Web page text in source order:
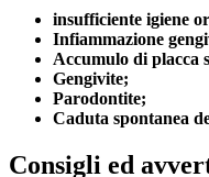
insufficiente igiene
Infiammazione
Accumulo di placca
Gengivite;
Parodontite;
Caduta spontanea
Consigli ed